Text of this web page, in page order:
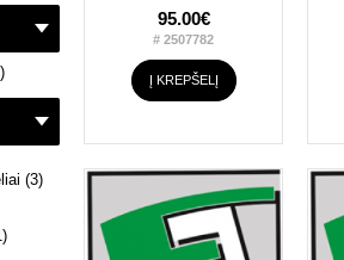
(3)
95.00€
# 2507782
Į KREPŠELĮ